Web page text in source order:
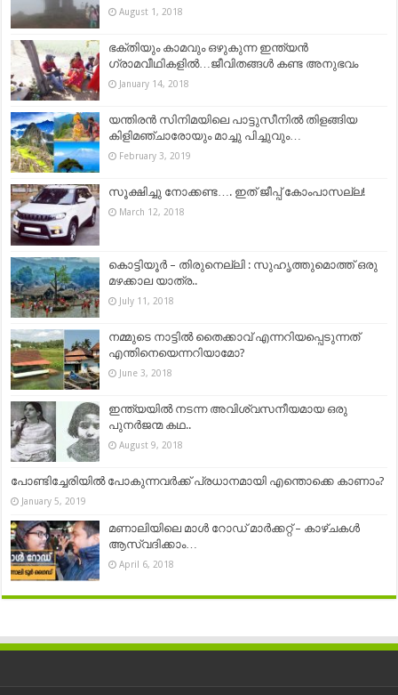
August 1, 2018
ഭക്തിയും കാമവും ഒഴുകുന്ന ഇന്ത്യൻ
ഗ്രാമവീഥികളിൽ…ജീവിതങ്ങള്‍ കണ്ട അനുഭവം
January 14, 2018
യന്തിരൻ സിനിമയിലെ പാട്ടുസീനിൽ തിളങ്ങിയ
കിളിമഞ്ചാരോയും മാച്ചു പിച്ചുവും…
February 3, 2019
സൂക്ഷിച്ചു നോക്കണ്ട…. ഇത് ജീപ്പ് കോംപാസല്ല!
March 12, 2018
കൊട്ടിയൂർ – തിരുനെല്ലി : സുഹൃത്തുമൊത്ത് ഒരു
മഴക്കാല യാത്ര..
July 11, 2018
നമ്മുടെ നാട്ടിൽ തൈക്കാവ് എന്നറിയപ്പെടുന്നത്
എന്തിനെയെന്നറിയാമോ?
June 3, 2018
ഇന്ത്യയിൽ നടന്ന അവിശ്വസനീയമായ ഒരു
പുനർജന്മ കഥ..
August 9, 2018
പോണ്ടിച്ചേരിയിൽ പോകുന്നവർക്ക് പ്രധാനമായി എന്തൊക്കെ കാണാം?
January 5, 2019
മണാലിയിലെ മാൾ റോഡ് മാർക്കറ്റ് – കാഴ്ചകള്‍
ആസ്വദിക്കാം…
April 6, 2018